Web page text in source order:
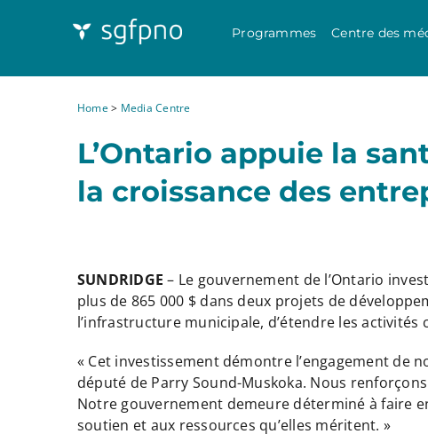
Programmes Centre des
Home> Media Centre
L’Ontario appuie la
la croissance des
SUNDRIDGE – Le gouvernement de l’Ontario
plus de 865 000 $ dans deux projets de
l’infrastructure municipale, d’étendre les
« Cet investissement démontre l’engagement de
député de Parry Sound-Muskoka. Nous
Notre gouvernement demeure déterminé à faire
soutien et aux ressources qu’elles méritent. »